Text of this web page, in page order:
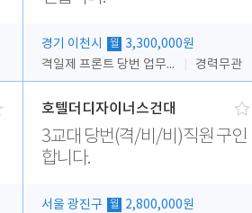
경기 이천시 월
3,300,000원
격일제 프론트 당번 업무로 주차 및 객실 점검
경력무관
호텔더디자이너스건대
3교대 당번(격/비/비)직원 구인
합니다.
서울 광진구 월
2,800,000원